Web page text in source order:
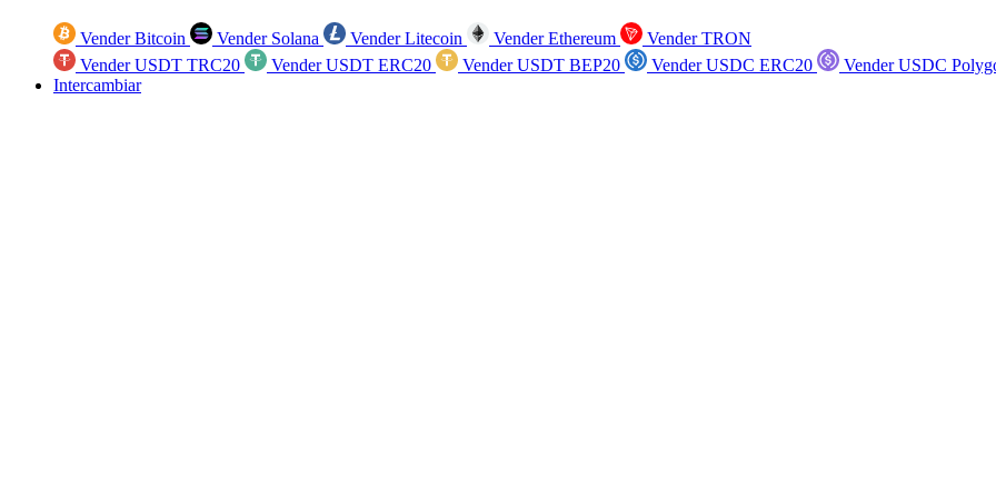
Vender Bitcoin Vender Solana Vender Litecoin Vender Ethereum
Vender TRON
Vender USDT TRC20
Vender USDT ERC20 Vender USDT BEP20 Vender USDC ERC20
Vender USDC
Intercambiar